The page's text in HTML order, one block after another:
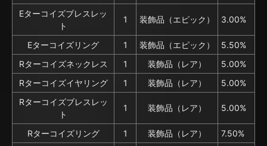
Eターコイズブレスレッ
ト
1 装飾品（エピック） 3.00%
Eターコイズリング 1 装飾品（エピック）
5.50%
Rターコイズネックレス
1 装飾品（レア）
5.00%
Rターコイズイヤリング
1 装飾品（レア）
5.00%
Rターコイズブレスレッ
ト
1 装飾品（レア） 5.00%
Rターコイズリング 1 装飾品（レア）
7.50%